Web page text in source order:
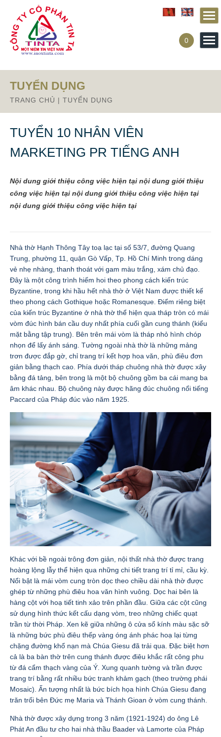
0
Từ mục này trở xuống là mã nguồn Zalo
TUYỂN DỤNG
TRANG CHỦ | TUYỂN DỤNG
TUYỂN 10 NHÂN VIÊN
MARKETING PR TIẾNG ANH
Thứ sáu, 09:08 Ngày 03/11/2017
Nội dung giới thiệu công việc hiện tại nội dung giới thiệu
công việc hiện tại nội dung giới thiệu công việc hiện tại
nội dung giới thiệu công việc hiện tại
Nhà thờ Hạnh Thông Tây toạ lạc tại số 53/7, đường Quang
Trung, phường 11, quận Gò Vấp, Tp. Hồ Chí Minh trong dáng
vẻ nhẹ nhàng, thanh thoát với gam màu trắng, xám chủ đạo.
Đây là một công trình hiếm hoi theo phong cách kiến trúc
Byzantine, trong khi hầu hết nhà thờ ở Việt Nam được thiết kế
theo phong cách Gothique hoặc Romanesque. Điểm riêng biệt
của kiến trúc Byzantine ở nhà thờ thể hiện qua tháp tròn có mái
vòm đúc hình bán cầu duy nhất phía cuối gần cung thánh (kiểu
mặt bằng tập trung). Bên trên mái vòm là tháp nhỏ hình chóp
nhọn để lấy ánh sáng. Tường ngoài nhà thờ là những mảng
trơn được đắp gờ, chỉ trang trí kết hợp hoa văn, phù điêu đơn
giản bằng thạch cao. Phía dưới tháp chuông nhà thờ được xây
bằng đá tảng, bên trong là một bộ chuông gồm ba cái mang ba
âm khác nhau. Bộ chuông này được hãng đúc chuông nổi tiếng
Paccard của Pháp đúc vào năm 1925.
Khác với bề ngoài trông đơn giản, nội thất nhà thờ được trang
hoàng lộng lẫy thể hiện qua những chi tiết trang trí tỉ mỉ, cầu kỳ.
Nổi bật là mái vòm cung tròn dọc theo chiều dài nhà thờ được
ghép từ những phù điêu hoa văn hình vuông. Dọc hai bên là
hàng cột với hoạ tiết tinh xảo trên phần đầu. Giữa các cột cũng
sử dụng hình thức kết cấu dạng vòm, treo những chiếc quạt
trần từ thời Pháp. Xen kẽ giữa những ô cửa sổ kính màu sặc sỡ
là những bức phù điêu thếp vàng óng ánh phác hoạ lại từng
chặng đường khổ nạn mà Chúa Giesu đã trải qua. Đặc biệt hơn
cả là ba bàn thờ trên cung thánh được điêu khắc rất công phu
từ đá cẩm thạch vàng của Ý. Xung quanh tường và trần được
trang trí bằng rất nhiều bức tranh khảm gạch (theo trường phái
Mosaic). Ấn tượng nhất là bức bích họa hình Chúa Giesu đang
trăn trối bên Đức mẹ Maria và Thánh Gioan ở vòm cung thánh.
Nhà thờ được xây dựng trong 3 năm (1921-1924) do ông Lê
Phát An đầu tư cho hai nhà thầu Baader và Lamorte của Pháp